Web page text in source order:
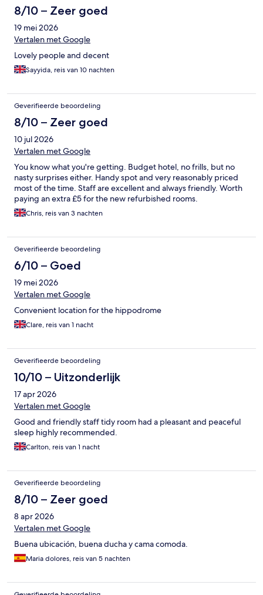
8/10 – Zeer goed
19 mei 2026
Vertalen met Google
Lovely people and decent
Sayyida, reis van 10 nachten
Geverifieerde beoordeling
8/10 – Zeer goed
10 jul 2026
Vertalen met Google
You know what you're getting. Budget hotel, no frills, but no
nasty surprises either. Handy spot and very reasonably priced
most of the time. Staff are excellent and always friendly. Worth
paying an extra £5 for the new refurbished rooms.
Chris, reis van 3 nachten
Geverifieerde beoordeling
6/10 – Goed
19 mei 2026
Vertalen met Google
Convenient location for the hippodrome
Clare, reis van 1 nacht
Geverifieerde beoordeling
10/10 – Uitzonderlijk
17 apr 2026
Vertalen met Google
Good and friendly staff tidy room had a pleasant and peaceful
sleep highly recommended.
Carlton, reis van 1 nacht
Geverifieerde beoordeling
8/10 – Zeer goed
8 apr 2026
Vertalen met Google
Buena ubicación, buena ducha y cama comoda.
Maria dolores, reis van 5 nachten